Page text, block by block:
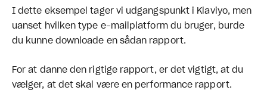
I dette eksempel tager vi udgangspunkt i Klaviyo, men
uanset hvilken type e-mailplatform du bruger, burde
du kunne downloade en sådan rapport.
For at danne den rigtige rapport, er det vigtigt, at du
vælger, at det skal være en performance rapport.